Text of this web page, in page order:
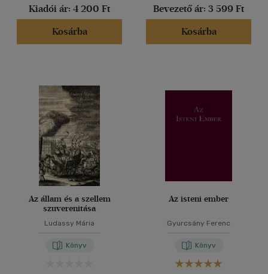
Kiadói ár: 4 200 Ft
Kosárba
Bevezető ár: 3 599 Ft
Kosárba
Az állam és a szellem
szuverenitása
Ludassy Mária
Könyv
Az isteni ember
Gyurcsány Ferenc
Könyv